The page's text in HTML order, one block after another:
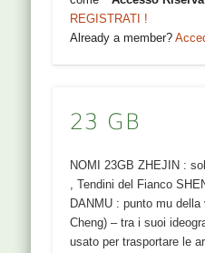
REGISTRATI !
Already a member?
23 GB
NOMI 23GB ZHEJIN :
, Tendini del Fianco
DANMU : punto mu
Cheng) – tra i suoi
usato per trasportare le